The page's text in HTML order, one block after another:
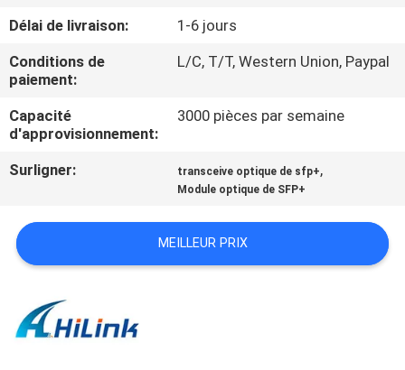
DE
LA
QUALITÉ
CONTACTER
NOUVELLES
LES
AFFAIRES
Délai de livraison:
1-6 jours
Conditions de
paiement:
L/C, T/T, Western Union, Paypal
Capacité
d'approvisionnement:
3000 pièces par semaine
Surligner: transceive optique de sfp+,
Module optique de SFP+
MEILLEUR PRIX